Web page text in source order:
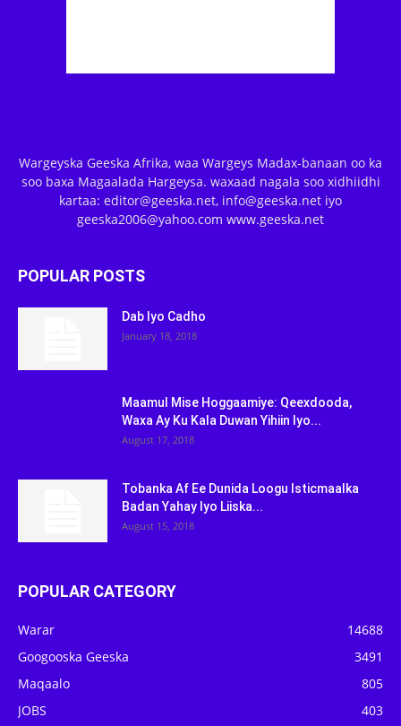
Wargeyska Geeska Afrika, waa Wargeys Madax-banaan oo ka
soo baxa Magaalada Hargeysa. waxaad nagala soo xidhiidhi
kartaa: editor@geeska.net, info@geeska.net iyo
geeska2006@yahoo.com www.geeska.net
POPULAR POSTS
Dab Iyo Cadho
January 18, 2018
Maamul Mise Hoggaamiye: Qeexdooda,
Waxa Ay Ku Kala Duwan Yihiin Iyo...
August 17, 2018
Tobanka Af Ee Dunida Loogu Isticmaalka
Badan Yahay Iyo Liiska...
August 15, 2018
POPULAR CATEGORY
Warar
14688
Googooska Geeska
3491
Maqaalo
805
JOBS
403